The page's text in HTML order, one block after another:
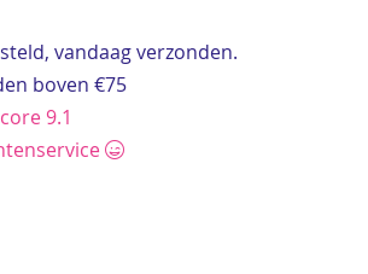
vandaag verzonden.
boven €75
9.1